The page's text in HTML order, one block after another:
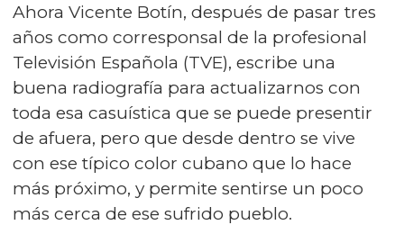
Ahora Vicente Botín, después de pasar tres
años como corresponsal de la profesional
Televisión Española (TVE), escribe una
buena radiografía para actualizarnos con
toda esa casuística que se puede presentir
de afuera, pero que desde dentro se vive
con ese típico color cubano que lo hace
más próximo, y permite sentirse un poco
más cerca de ese sufrido pueblo.